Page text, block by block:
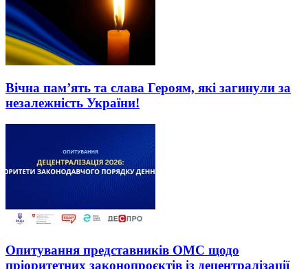
Вічна пам’ять та слава Героям, які загинули за
незалежність України!
Опитування представників ОМС щодо
пріоритетних законопроєктів із децентралізації